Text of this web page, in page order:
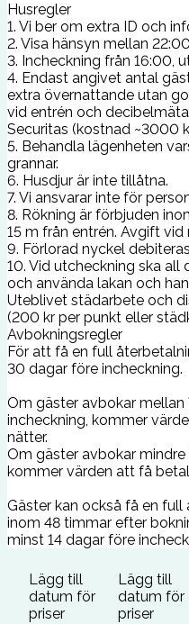
Husregler
1. Vi ber om extra ID och
2. Visa hänsyn mellan
3. Incheckning från 16:00,
4. Endast angivet antal
extra övernattande utan
vid entrén och
Securitas (kostnad ~3000
5. Behandla lägenheten
grannar.
6. Husdjur är inte tillåtna.
7. Vi ansvarar inte för
8. Rökning är förbjuden
15 m från entrén. Avgift vid
9. Förlorad nyckel
10. Vid utcheckning ska all
och använda lakan och
Uteblivet städarbete och
(200 kr per punkt eller
Avbokningsregler
För att få en full
30 dagar före incheckning.
Om gäster avbokar
incheckning, kommer
nätter.
Om gäster avbokar mindre
kommer värden att få
Gäster kan också få en
inom 48 timmar efter
minst 14 dagar före
Lägg till
datum för
priser
Lägg till
datum för
priser